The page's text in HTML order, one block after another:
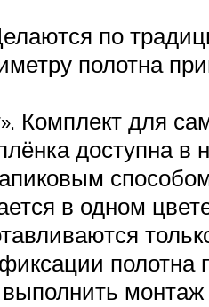
по
полотна
Комплект для
доступна в
в одном
полотна
выполнить